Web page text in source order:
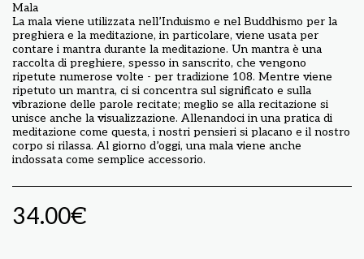
Mala
La mala viene utilizzata nell’Induismo e nel Buddhismo per la
preghiera e la meditazione, in particolare, viene usata per
contare i mantra durante la meditazione. Un mantra è una
raccolta di preghiere, spesso in sanscrito, che vengono
ripetute numerose volte - per tradizione 108. Mentre viene
ripetuto un mantra, ci si concentra sul significato e sulla
vibrazione delle parole recitate; meglio se alla recitazione si
unisce anche la visualizzazione. Allenandoci in una pratica di
meditazione come questa, i nostri pensieri si placano e il nostro
corpo si rilassa. Al giorno d’oggi, una mala viene anche
indossata come semplice accessorio.
34.00€